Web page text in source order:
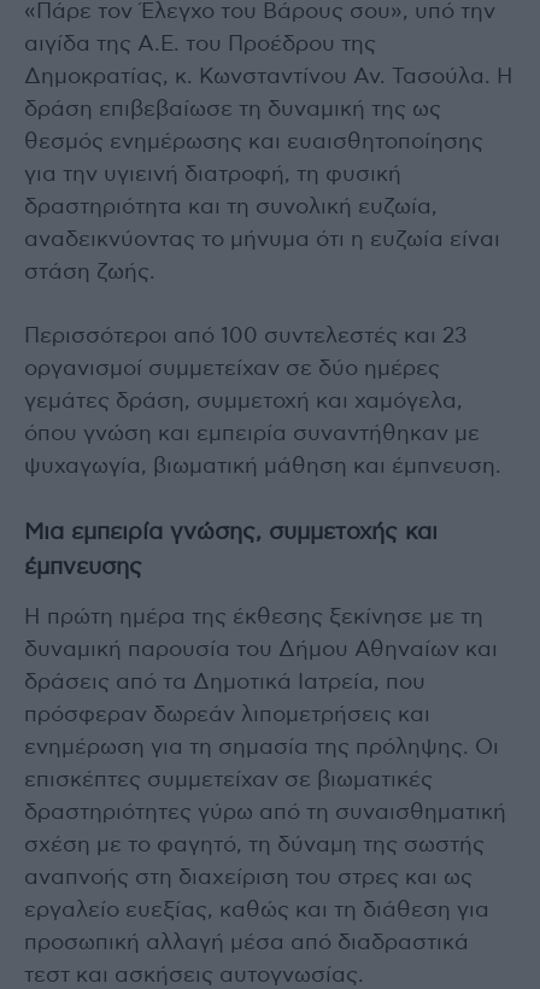
«Πάρε τον Έλεγχο του Βάρους σου», υπό την
αιγίδα της Α.Ε. του Προέδρου της
Δημοκρατίας, κ. Κωνσταντίνου Αν. Τασούλα. Η
δράση επιβεβαίωσε τη δυναμική της ως
θεσμός ενημέρωσης και ευαισθητοποίησης
για την υγιεινή διατροφή, τη φυσική
δραστηριότητα και τη συνολική ευζωία,
αναδεικνύοντας το μήνυμα ότι η ευζωία είναι
στάση ζωής.
Περισσότεροι από 100 συντελεστές και 23
οργανισμοί συμμετείχαν σε δύο ημέρες
γεμάτες δράση, συμμετοχή και χαμόγελα,
όπου γνώση και εμπειρία συναντήθηκαν με
ψυχαγωγία, βιωματική μάθηση και έμπνευση.
Μια εμπειρία γνώσης, συμμετοχής και
έμπνευσης
Η πρώτη ημέρα της έκθεσης ξεκίνησε με τη
δυναμική παρουσία του Δήμου Αθηναίων και
δράσεις από τα Δημοτικά Ιατρεία, που
πρόσφεραν δωρεάν λιπομετρήσεις και
ενημέρωση για τη σημασία της πρόληψης. Οι
επισκέπτες συμμετείχαν σε βιωματικές
δραστηριότητες γύρω από τη συναισθηματική
σχέση με το φαγητό, τη δύναμη της σωστής
αναπνοής στη διαχείριση του στρες και ως
εργαλείο ευεξίας, καθώς και τη διάθεση για
προσωπική αλλαγή μέσα από διαδραστικά
τεστ και ασκήσεις αυτογνωσίας.